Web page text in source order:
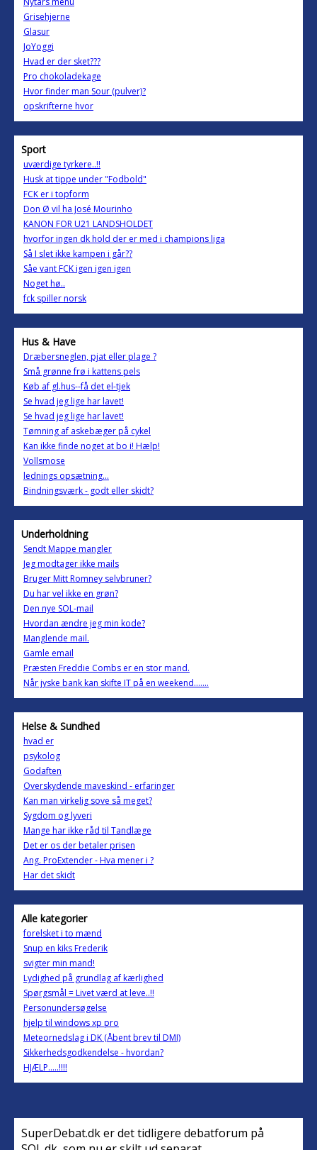
Grisehjerne
Glasur
JoYoggi
Hvad er der sket???
Pro chokoladekage
Hvor finder man Sour (pulver)?
opskrifterne hvor
Sport
uværdige tyrkere..!!
Husk at tippe under "Fodbold"
FCK er i topform
Don Ø vil ha José Mourinho
KANON FOR U21 LANDSHOLDET
hvorfor ingen dk hold der er med i champions liga
Så I slet ikke kampen i går??
Såe vant FCK igen igen igen
Noget hø..
fck spiller norsk
Hus & Have
Dræbersneglen, pjat eller plage ?
Små grønne frø i kattens pels
Køb af gl.hus--få det el-tjek
Se hvad jeg lige har lavet!
Se hvad jeg lige har lavet!
Tømning af askebæger på cykel
Kan ikke finde noget at bo i! Hælp!
Vollsmose
lednings opsætning...
Bindningsværk - godt eller skidt?
Underholdning
Sendt Mappe mangler
Jeg modtager ikke mails
Bruger Mitt Romney selvbruner?
Du har vel ikke en grøn?
Den nye SOL-mail
Hvordan ændre jeg min kode?
Manglende mail.
Gamle email
Præsten Freddie Combs er en stor mand.
Når jyske bank kan skifte IT på en weekend.......
Helse & Sundhed
hvad er
psykolog
Godaften
Overskydende maveskind - erfaringer
Kan man virkelig sove så meget?
Sygdom og lyveri
Mange har ikke råd til Tandlæge
Det er os der betaler prisen
Ang. ProExtender - Hva mener i ?
Har det skidt
Alle kategorier
forelsket i to mænd
Snup en kiks Frederik
svigter min mand!
Lydighed på grundlag af kærlighed
Spørgsmål = Livet værd at leve..!!
Personundersøgelse
hjelp til windows xp pro
Meteornedslag i DK (Åbent brev til DMI)
Sikkerhedsgodkendelse - hvordan?
HJÆLP.....!!!!
SuperDebat.dk er det tidligere debatforum på